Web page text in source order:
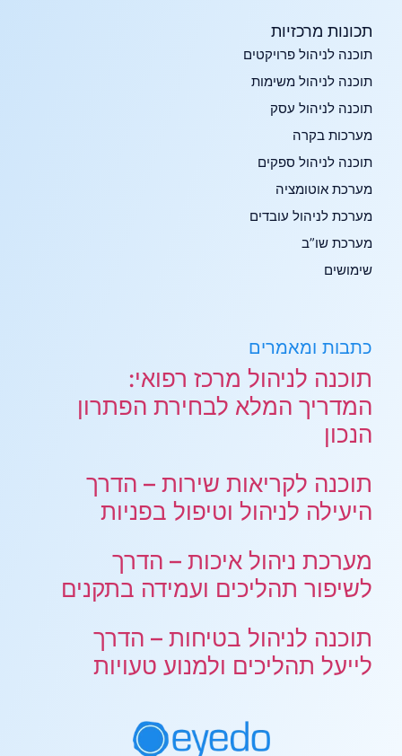
תכונות מרכזיות​
תוכנה לניהול פרויקטים
תוכנה לניהול משימות
תוכנה לניהול עסק
מערכות בקרה
תוכנה לניהול ספקים
מערכת אוטומציה
מערכת לניהול עובדים
מערכת שו”ב
שימושים
כתבות ומאמרים
תוכנה לניהול מרכז רפואי:
המדריך המלא לבחירת הפתרון
הנכון
תוכנה לקריאות שירות – הדרך
היעילה לניהול וטיפול בפניות
מערכת ניהול איכות – הדרך
לשיפור תהליכים ועמידה בתקנים
תוכנה לניהול בטיחות – הדרך
לייעל תהליכים ולמנוע טעויות